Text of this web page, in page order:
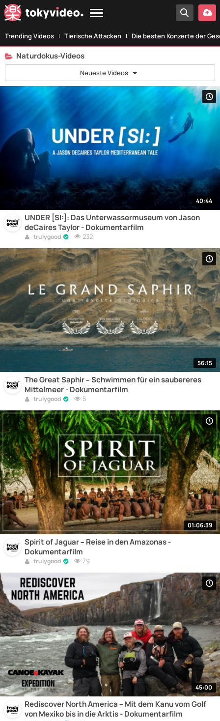
Trending Videos Tierische Attacken Die besten Konzerte der
Naturdokus-Videos
Neueste Videos
40:44
UNDER [SI:]: Das Unterwassermuseum von Jason
deCaires Taylor - Dokumentarfilm
trulygood 232
56:15
The Great Saphir – Schwimmen für ein saubereres
Mittelmeer - Dokumentarfilm
trulygood 5
01:06:39
Spirit of Jaguar – Reise in den Amazonas -
Dokumentarfilm
trulygood 79
45:00
Rediscover North America – Mit dem Kanu vom Golf
von Mexiko bis in die Arktis - Dokumentarfilm